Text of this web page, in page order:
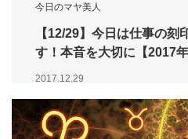
今日のマヤ美人
【12/29】今日は仕事の刻
す！本音を大切に【
2017.12.29